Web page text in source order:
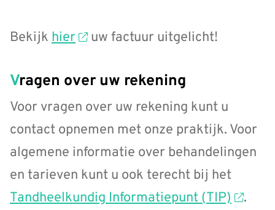
Bekijk hier uw factuur uitgelicht!
Vragen over uw rekening
Voor vragen over uw rekening kunt u
contact opnemen met onze praktijk. Voor
algemene informatie over behandelingen
en tarieven kunt u ook terecht bij het
Tandheelkundig Informatiepunt (TIP)
.